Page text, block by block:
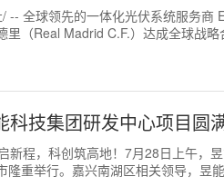
-- 全球领先的一体化光伏系统服务商
里（Real Madrid C.F.）达成全球战略
科技集团研发中心项目圆
新程，科创筑高地！7月28日上午，
隆重举行。嘉兴南湖区相关领导，昱